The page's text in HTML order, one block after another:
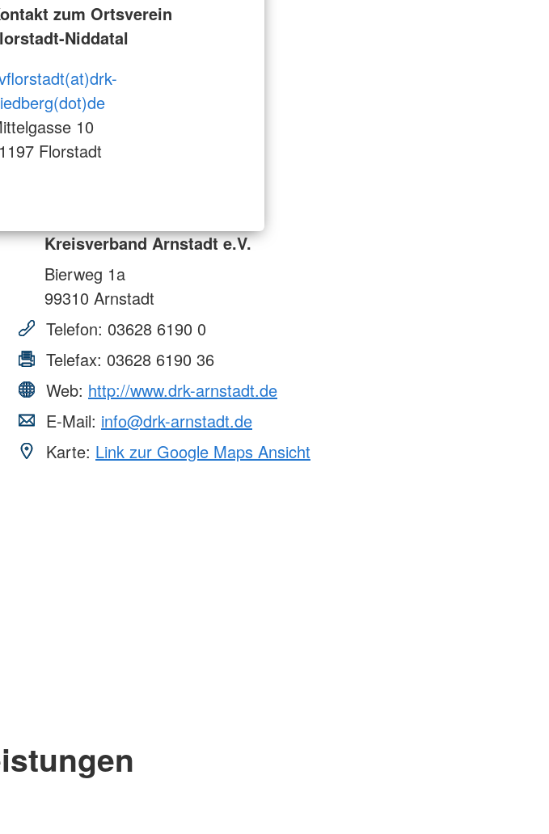
zum Ortsverein
Niddatal
10
Florstadt
Kreisverband Arnstadt e.V.
Bierweg 1a
99310 Arnstadt
Telefon: 03628 6190 0
Telefax: 03628 6190 36
Web: http://www.drk-arnstadt.de
E-Mail: info@drk-arnstadt.de
Karte: Link zur Google Maps Ansicht